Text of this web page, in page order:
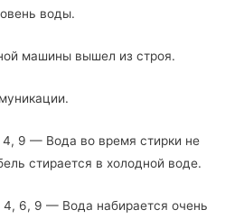
воды.
машины вышел из строя.
4, 9 — Вода во время стирки не
стирается в холодной воде.
4, 6, 9 — Вода набирается очень